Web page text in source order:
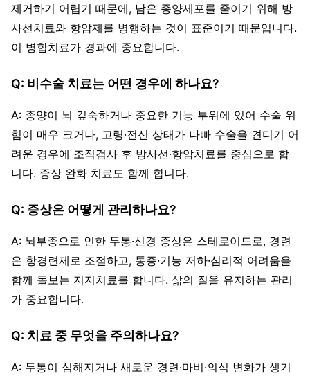
제거하기 어렵기 때문에, 남은 종양세포를 줄이기 위해 방
사선치료와 항암제를 병행하는 것이 표준이기 때문입니다.
이 병합치료가 경과에 중요합니다.
Q: 비수술 치료는 어떤 경우에 하나요?
A: 종양이 뇌 깊숙하거나 중요한 기능 부위에 있어 수술 위
험이 매우 크거나, 고령·전신 상태가 나빠 수술을 견디기 어
려운 경우에 조직검사 후 방사선·항암치료를 중심으로 합
니다. 증상 완화 치료도 함께 합니다.
Q: 증상은 어떻게 관리하나요?
A: 뇌부종으로 인한 두통·신경 증상은 스테로이드로, 경련
은 항경련제로 조절하고, 통증·기능 저하·심리적 어려움을
함께 돌보는 지지치료를 합니다. 삶의 질을 유지하는 관리
가 중요합니다.
Q: 치료 중 무엇을 주의하나요?
A: 두통이 심해지거나 새로운 경련·마비·의식 변화가 생기